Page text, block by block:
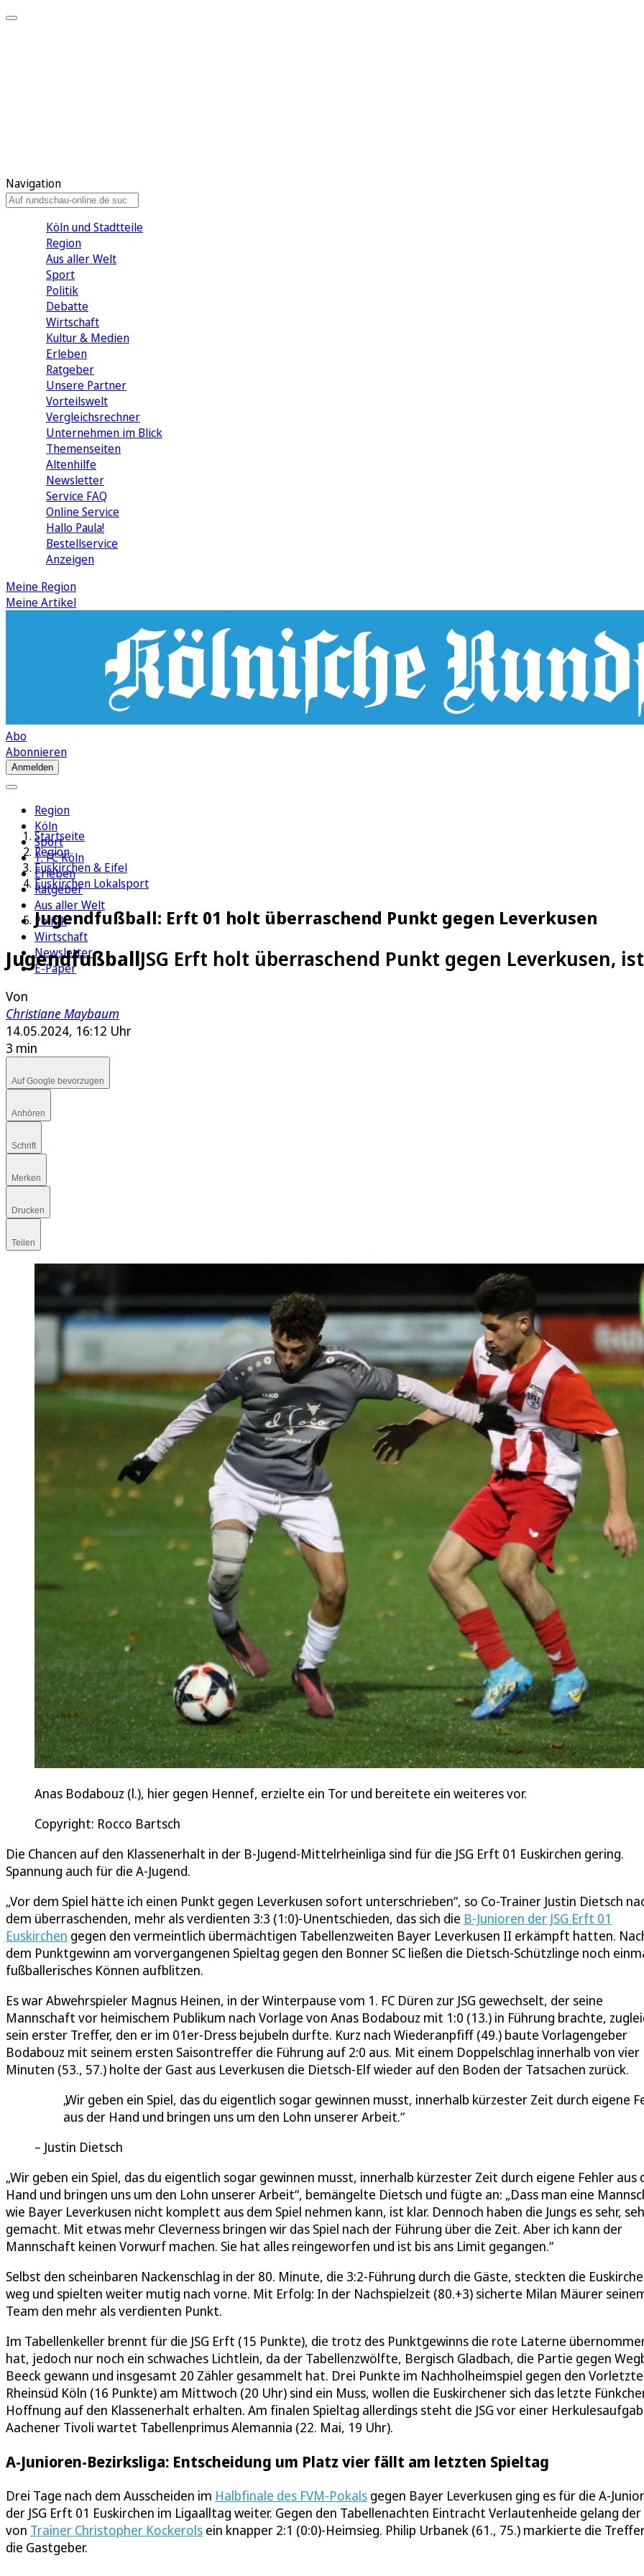
Navigation
Köln und Stadtteile
Region
Aus aller Welt
Sport
Politik
Debatte
Wirtschaft
Kultur & Medien
Erleben
Ratgeber
Unsere Partner
Vorteilswelt
Vergleichsrechner
Unternehmen im Blick
Themenseiten
Altenhilfe
Newsletter
Service FAQ
Online Service
Hallo Paula!
Bestellservice
Anzeigen
Meine Region
Meine Artikel
Abo
Abonnieren
Anmelden
Region
Köln
Sport
1. FC Köln
Erleben
Ratgeber
Aus aller Welt
Politik
Wirtschaft
Newsletter
E-Paper
Startseite
Region
Euskirchen & Eifel
Euskirchen Lokalsport
Jugendfußball: Erft 01 holt überraschend Punkt gegen Leverkusen
JugendfußballJSG Erft holt überraschend Punkt gegen Leverkusen,
Von
Christiane Maybaum
14.05.2024, 16:12 Uhr
3 min
Auf Google bevorzugen
Anhören
Schrift
Merken
Drucken
Teilen
Anas Bodabouz (l.), hier gegen Hennef, erzielte ein Tor und bereitete ein weiteres vor.
Copyright: Rocco Bartsch
Die Chancen auf den Klassenerhalt in der B-Jugend-Mittelrheinliga sind für die JSG Erft 01 Euskirchen gering.
Spannung auch für die A-Jugend.
„Vor dem Spiel hätte ich einen Punkt gegen Leverkusen sofort unterschrieben“, so Co-Trainer Justin Dietsch
dem überraschenden, mehr als verdienten 3:3 (1:0)-Unentschieden, das sich die B-Junioren der JSG Erft 01
Euskirchen gegen den vermeintlich übermächtigen Tabellenzweiten Bayer Leverkusen II erkämpft hatten.
dem Punktgewinn am vorvergangenen Spieltag gegen den Bonner SC ließen die Dietsch-Schützlinge noch
fußballerisches Können aufblitzen.
Es war Abwehrspieler Magnus Heinen, in der Winterpause vom 1. FC Düren zur JSG gewechselt, der seine
Mannschaft vor heimischem Publikum nach Vorlage von Anas Bodabouz mit 1:0 (13.) in Führung brachte,
sein erster Treffer, den er im 01er-Dress bejubeln durfte. Kurz nach Wiederanpfiff (49.) baute Vorlagengeber
Bodabouz mit seinem ersten Saisontreffer die Führung auf 2:0 aus. Mit einem Doppelschlag innerhalb von vier
Minuten (53., 57.) holte der Gast aus Leverkusen die Dietsch-Elf wieder auf den Boden der Tatsachen zurück.
Wir geben ein Spiel, das du eigentlich sogar gewinnen musst, innerhalb kürzester Zeit durch eigene
aus der Hand und bringen uns um den Lohn unserer Arbeit.
Justin Dietsch
„Wir geben ein Spiel, das du eigentlich sogar gewinnen musst, innerhalb kürzester Zeit durch eigene Fehler aus
Hand und bringen uns um den Lohn unserer Arbeit“, bemängelte Dietsch und fügte an: „Dass man eine
wie Bayer Leverkusen nicht komplett aus dem Spiel nehmen kann, ist klar. Dennoch haben die Jungs es sehr,
gemacht. Mit etwas mehr Cleverness bringen wir das Spiel nach der Führung über die Zeit. Aber ich kann der
Mannschaft keinen Vorwurf machen. Sie hat alles reingeworfen und ist bis ans Limit gegangen.“
Selbst den scheinbaren Nackenschlag in der 80. Minute, die 3:2-Führung durch die Gäste, steckten die
weg und spielten weiter mutig nach vorne. Mit Erfolg: In der Nachspielzeit (80.+3) sicherte Milan Mäurer
Team den mehr als verdienten Punkt.
Im Tabellenkeller brennt für die JSG Erft (15 Punkte), die trotz des Punktgewinns die rote Laterne
hat, jedoch nur noch ein schwaches Lichtlein, da der Tabellenzwölfte, Bergisch Gladbach, die Partie gegen
Beeck gewann und insgesamt 20 Zähler gesammelt hat. Drei Punkte im Nachholheimspiel gegen den
Rheinsüd Köln (16 Punkte) am Mittwoch (20 Uhr) sind ein Muss, wollen die Euskirchener sich das letzte
Hoffnung auf den Klassenerhalt erhalten. Am finalen Spieltag allerdings steht die JSG vor einer
Aachener Tivoli wartet Tabellenprimus Alemannia (22. Mai, 19 Uhr).
A-Junioren-Bezirksliga: Entscheidung um Platz vier fällt am letzten Spieltag
Drei Tage nach dem Ausscheiden im Halbfinale des FVM-Pokals gegen Bayer Leverkusen ging es für die A-
der JSG Erft 01 Euskirchen im Ligaalltag weiter. Gegen den Tabellenachten Eintracht Verlautenheide gelang der
von Trainer Christopher Kockerols ein knapper 2:1 (0:0)-Heimsieg. Philip Urbanek (61., 75.) markierte die
die Gastgeber.